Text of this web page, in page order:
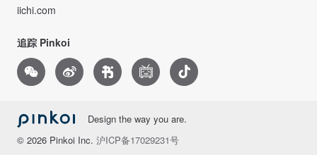
iichi.com
追踪 Pinkoi
Design the way you are.
© 2026 Pinkoi Inc. 沪ICP备17029231号